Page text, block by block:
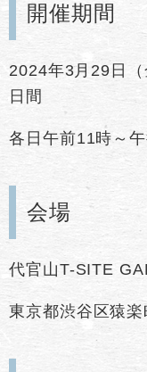
開催期間
2024年3月29日
日間
各日午前11時～
会場
代官山T-SITE
東京都渋谷区猿